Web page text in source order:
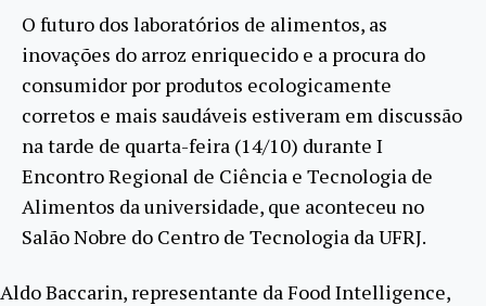
O futuro dos laboratórios de alimentos, as
inovações do arroz enriquecido e a procura do
consumidor por produtos ecologicamente
corretos e mais saudáveis estiveram em discussão
na tarde de quarta-feira (14/10) durante I
Encontro Regional de Ciência e Tecnologia de
Alimentos da universidade, que aconteceu no
Salão Nobre do Centro de Tecnologia da UFRJ.
Aldo Baccarin, representante da Food Intelligence,